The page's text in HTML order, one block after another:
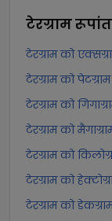
टेरग्राम
टेरग्राम को
टेरग्राम को
टेरग्राम को
टेरग्राम को
टेरग्राम को
टेरग्राम को
टेरग्राम को